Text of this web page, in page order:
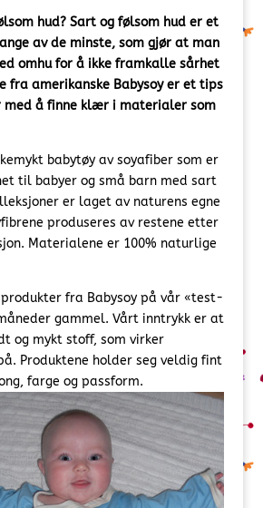
hud? Sart og følsom hud er et
av de minste, som gjør at man
omhu for å ikke framkalle sårhet
fra amerikanske Babysoy er et tips
å finne klær i materialer som
babytøy av soyafiber som er
til babyer og små barn med sart
er laget av naturens egne
produseres av restene etter
Materialene er 100% naturlige
fra Babysoy på vår «test-
gammel. Vårt inntrykk er at
og mykt stoff, som virker
Produktene holder seg veldig fint
farge og passform.